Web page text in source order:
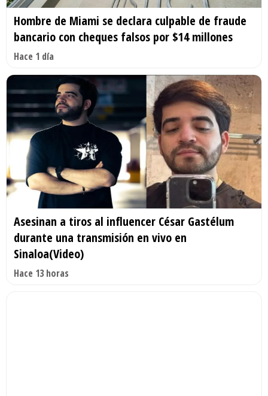
Hombre de Miami se declara culpable de fraude
bancario con cheques falsos por $14 millones
Hace 1 día
Asesinan a tiros al influencer César Gastélum
durante una transmisión en vivo en
Sinaloa(Video)
Hace 13 horas